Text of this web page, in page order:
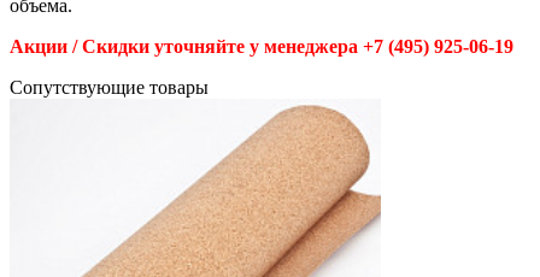
объема.
Акции / Скидки уточняйте у менеджера +7 (495) 925-06-19
Cопутствующие товары